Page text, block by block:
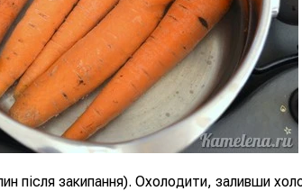
після закипання). Охолодити, заливши